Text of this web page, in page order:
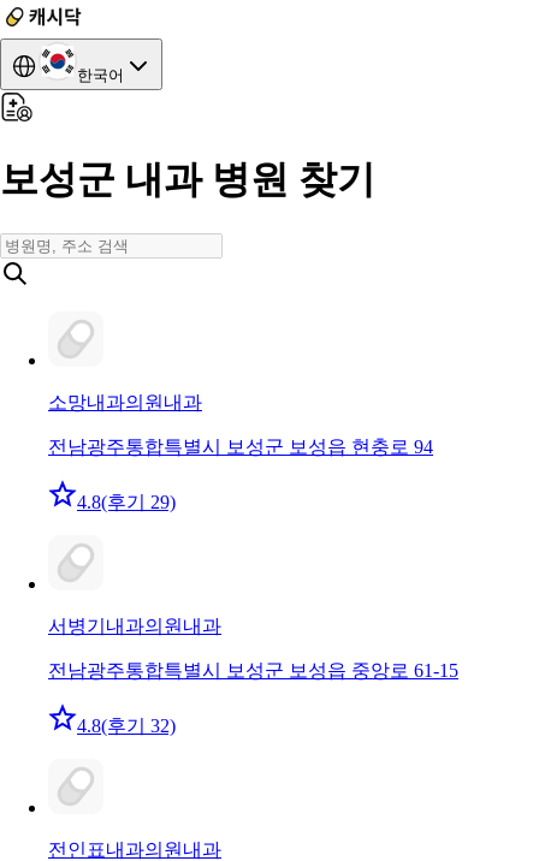
한국어
보성군 내과 병원 찾기
소망내과의원 내과
전남광주통합특별시 보성군 보성읍 현충로 94
4.8(후기 29)
서병기내과의원 내과
전남광주통합특별시 보성군 보성읍 중앙로 61-15
4.8(후기 32)
전인표내과의원 내과